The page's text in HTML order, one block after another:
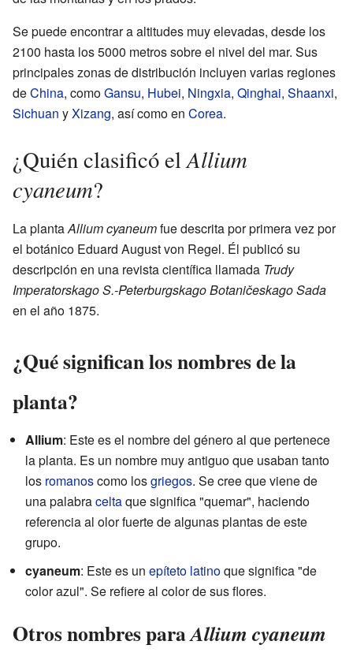
Se puede encontrar a altitudes muy elevadas, desde los
2100 hasta los 5000 metros sobre el nivel del mar. Sus
principales zonas de distribución incluyen varias regiones
deChina, comoGansu, Hubei, Ningxia, Qinghai, Shaanxi,
Sichuan yXizang, así como en Corea.
¿Quién clasificó elAllium
cyaneum?
La plantaAllium cyaneumfue descrita por primera vez por
el botánico Eduard August von Regel. Él publicó su
descripción en una revista científica llamada Trudy
Imperatorskago S.-Peterburgskago Botaničeskago Sada
en el año 1875.
¿Qué significan los nombres de la
planta?
Allium: Este es el nombre del género al que pertenece
la planta. Es un nombre muy antiguo que usaban tanto
los romanoscomo losgriegos. Se cree que viene de
una palabraceltaque significa "quemar", haciendo
referencia al olor fuerte de algunas plantas de este
grupo.
cyaneum: Este es un epíteto latinoque significa "de
color azul". Se refiere al color de sus flores.
Otros nombres paraAllium cyaneum